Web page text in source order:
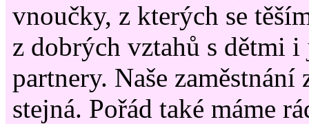
vnoučky, z kterých se
z dobrých vztahů s dětmi
partnery. Naše zaměstnání
stejná. Pořád také máme